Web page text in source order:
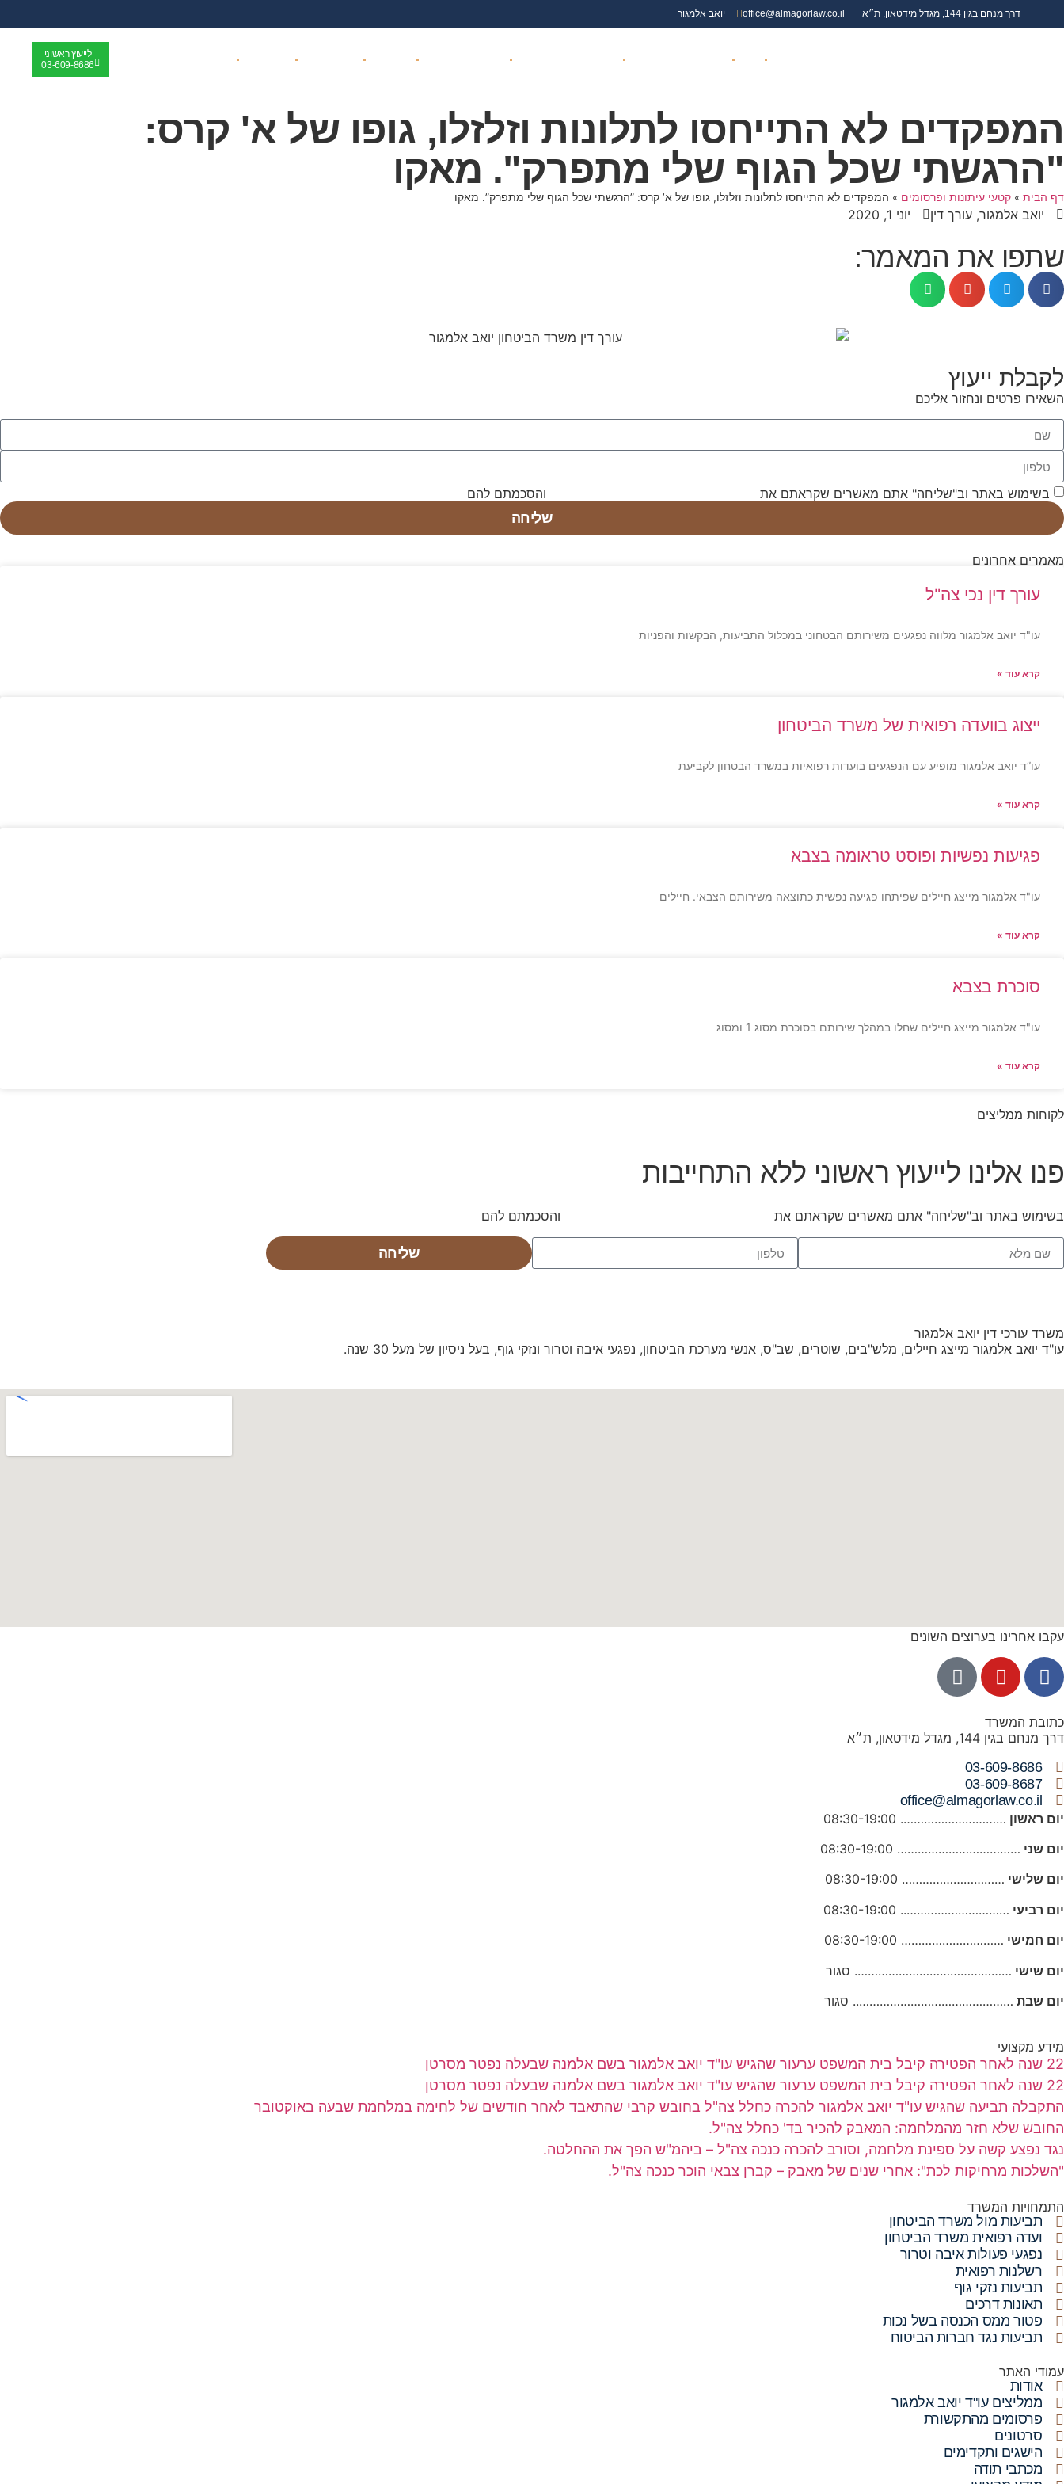
דרך מנחם בגין 144, מגדל מידטאון, ת״א office@almagorlaw.co.il יואב אלמגור
לייעוץ ראשוני
03-609-8686
המפקדים לא התייחסו לתלונות וזלזלו, גופו של א' קרס:
"הרגשתי שכל הגוף שלי מתפרק". מאקו
דף הבית » קטעי עיתונות ופרסומים » המפקדים לא התייחסו לתלונות וזלזלו, גופו של א’ קרס: ”הרגשתי שכל הגוף שלי מתפרק”. מאקו
יואב אלמגור, עורך דין יוני 1, 2020
שתפו את המאמר:
לקבלת ייעוץ
השאירו פרטים ונחזור אליכם
בשימוש באתר וב"שליחה" אתם מאשרים שקראתם את
והסכמתם להם
שליחה
מאמרים אחרונים
עורך דין נכי צה"ל
עו"ד יואב אלמגור מלווה נפגעים משירותם הבטחוני במכלול התביעות, הבקשות והפניות
קרא עוד »
ייצוג בוועדה רפואית של משרד הביטחון
עו”ד יואב אלמגור מופיע עם הנפגעים בועדות רפואיות במשרד הבטחון לקביעת
קרא עוד »
פגיעות נפשיות ופוסט טראומה בצבא
עו"ד אלמגור מייצג חיילים שפיתחו פגיעה נפשית כתוצאה משירותם הצבאי. חיילים
קרא עוד »
סוכרת בצבא
עו"ד אלמגור מייצג חיילים שחלו במהלך שירותם בסוכרת מסוג 1 ומסוג
קרא עוד »
לקוחות ממליצים
פנו אלינו לייעוץ ראשוני ללא התחייבות
בשימוש באתר וב"שליחה" אתם מאשרים שקראתם את והסכמתם להם
שליחה
משרד עורכי דין יואב אלמגור
עו"ד יואב אלמגור מייצג חיילים, מלש"בים, שוטרים, שב"ס, אנשי מערכת הביטחון, נפגעי איבה וטרור ונזקי גוף, בעל ניסיון של מעל 30 שנה.
עקבו אחרינו בערוצים השונים
כתובת המשרד
דרך מנחם בגין 144, מגדל מידטאון, ת״א
03-609-8686
03-609-8687
office@almagorlaw.co.il
יום ראשון …………………………. 08:30-19:00
יום שני ……………………………… 08:30-19:00
יום שלישי ………………………… 08:30-19:00
יום רביעי ………………………….. 08:30-19:00
יום חמישי ………………………… 08:30-19:00
יום שישי ………………………………………. סגור
יום שבת ……………………………………….. סגור
מידע מקצועי
22 שנה לאחר הפטירה קיבל בית המשפט ערעור שהגיש עו"ד יואב אלמגור בשם אלמנה שבעלה נפטר מסרטן
22 שנה לאחר הפטירה קיבל בית המשפט ערעור שהגיש עו"ד יואב אלמגור בשם אלמנה שבעלה נפטר מסרטן
התקבלה תביעה שהגיש עו"ד יואב אלמגור להכרה כחלל צה"ל בחובש קרבי שהתאבד לאחר חודשים של לחימה במלחמת שבעה באוקטובר
החובש שלא חזר מהמלחמה: המאבק להכיר בד' כחלל צה"ל.
נגד נפצע קשה על ספינת מלחמה, וסורב להכרה כנכה צה"ל – ביהמ"ש הפך את ההחלטה.
"השלכות מרחיקות לכת": אחרי שנים של מאבק – קברן צבאי הוכר כנכה צה"ל.
התמחויות המשרד
תביעות מול משרד הביטחון
ועדה רפואית משרד הביטחון
נפגעי פעולות איבה וטרור
רשלנות רפואית
תביעות נזקי גוף
תאונות דרכים
פטור ממס הכנסה בשל נכות
תביעות נגד חברות הביטוח
עמודי האתר
אודות
ממליצים עו"ד יואב אלמגור
פרסומים מהתקשורת
סרטונים
הישגים ותקדימים
מכתבי תודה